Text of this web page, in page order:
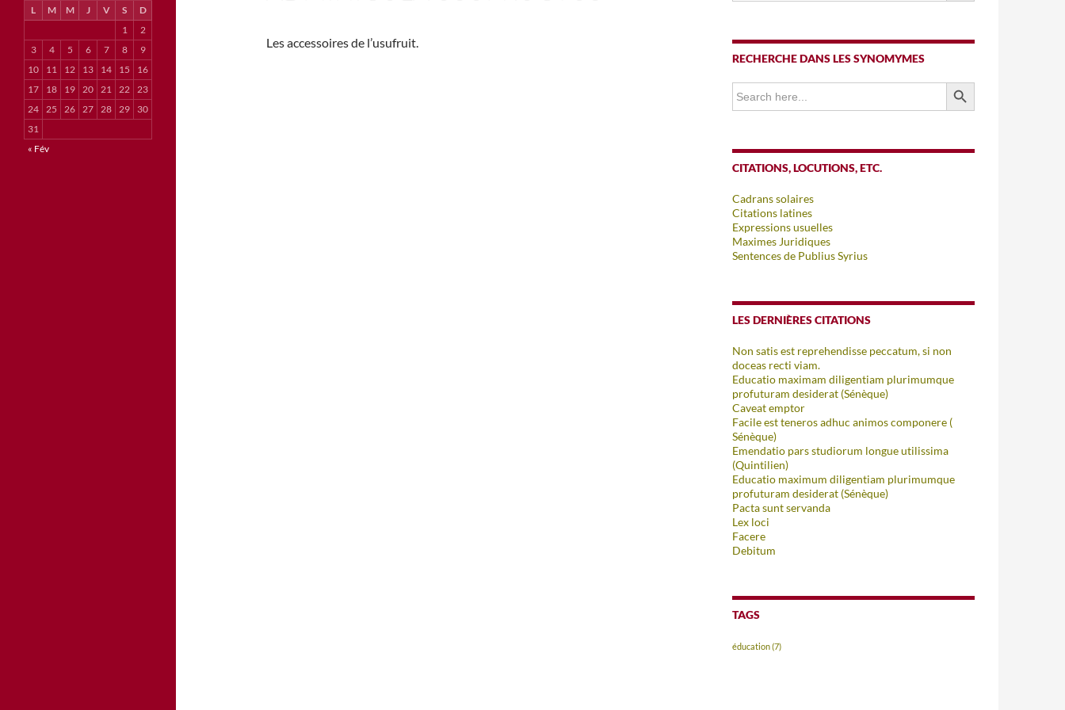
Les accessoires de l’usufruit.
RECHERCHE DANS LES SYNOMYMES
Search
for:
SEARCH BUTTON
CITATIONS, LOCUTIONS, ETC.
Cadrans solaires
Citations latines
Expressions usuelles
Maximes Juridiques
Sentences de Publius Syrius
LES DERNIÈRES CITATIONS
Non satis est reprehendisse peccatum, si non
doceas recti viam.
Educatio maximam diligentiam plurimumque
profuturam desiderat (Sénèque)
Caveat emptor
Facile est teneros adhuc animos componere (
Sénèque)
Emendatio pars studiorum longue utilissima
(Quintilien)
Educatio maximum diligentiam plurimumque
profuturam desiderat (Sénèque)
Pacta sunt servanda
Lex loci
Facere
Debitum
TAGS
éducation(7)
L M M J V S
D
1
2
3
4 5 6 7 8
9
10
11 12 13 14 15
16
17
18 19 20 21 22 23
24 25 26 27 28 29
30
31
« Fév